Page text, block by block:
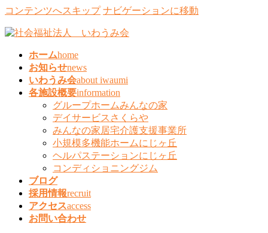
コンテンツへスキップ ナビゲーションに移動
ホームhome
お知らせnews
いわうみ会about iwaumi
各施設概要information
グループホームみんなの家
デイサービスさくらや
みんなの家居宅介護支援事業所
小規模多機能ホームにじヶ丘
ヘルパステーションにじヶ丘
コンディショニングジム
ブログ
採用情報recruit
アクセスaccess
お問い合わせ